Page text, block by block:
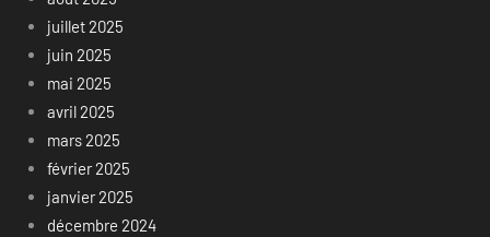
juillet 2025
juin 2025
mai 2025
avril 2025
mars 2025
février 2025
janvier 2025
décembre 2024